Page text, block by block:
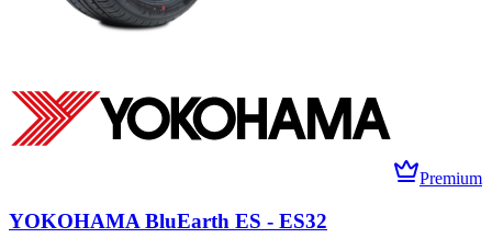
Premium
YOKOHAMA BluEarth ES - ES32